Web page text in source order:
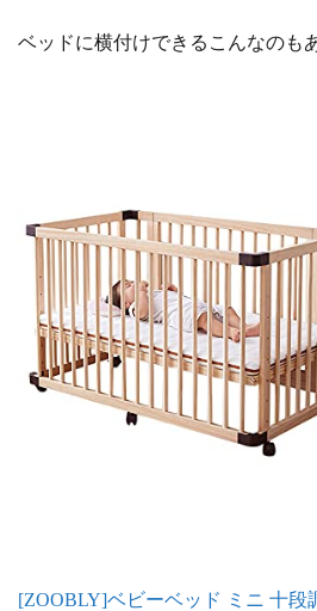
ベッドに横付けできるこんなのも
[ZOOBLY]ベビーベッド ミニ 十段